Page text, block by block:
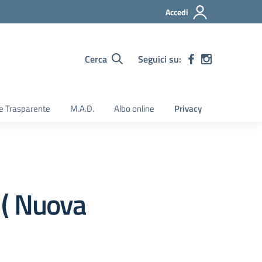
Accedi
Cerca Seguici su:
Trasparente M.A.D. Albo online Privacy
Nuova